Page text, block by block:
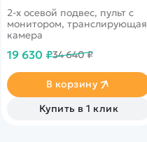
2-х осевой подвес, пульт с
монитором, транслирующая
камера
19 630 ₽34 640 ₽
В корзину
Купить в 1 клик